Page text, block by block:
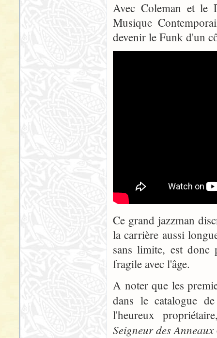
Avec Coleman et le
Musique
devenir le Funk d'un
Ce grand jazzman
la carrière aussi
sans limite, est
fragile avec l'âge.
A noter que les
dans le catalogue
l'heureux
Seigneur des Anneaux